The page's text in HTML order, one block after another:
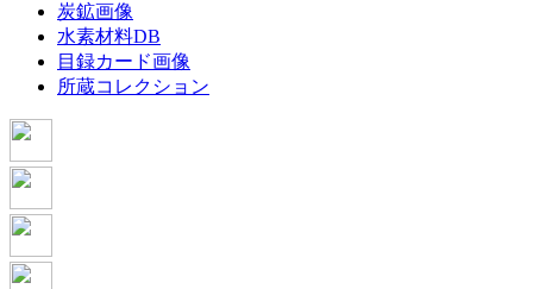
炭鉱画像
水素材料DB
目録カード画像
所蔵コレクション